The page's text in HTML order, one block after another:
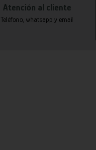
Atención al cliente
Teléfono, whatsapp y email